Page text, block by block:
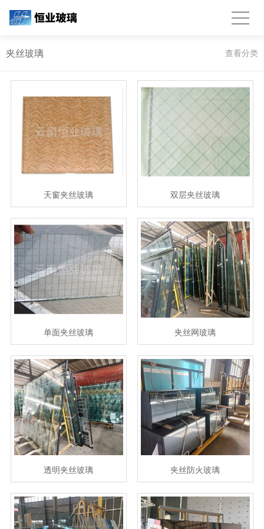
夹丝玻璃 查看分类
天窗夹丝玻璃 双层夹丝玻璃
单面夹丝玻璃 夹丝网玻璃
透明夹丝玻璃 夹丝防火玻璃